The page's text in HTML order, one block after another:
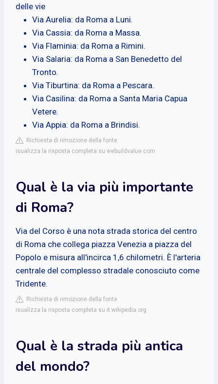
delle vie
Via Aurelia: da Roma a Luni.
Via Cassia: da Roma a Massa.
Via Flaminia: da Roma a Rimini.
Via Salaria: da Roma a San Benedetto del
Tronto.
Via Tiburtina: da Roma a Pescara.
Via Casilina: da Roma a Santa Maria Capua
Vetere.
Via Appia: da Roma a Brindisi.
Richiesta di rimozione della fonte
isualizza la risposta completa su webuildvalue.com
Qual è la via più importante
di Roma?
Via del Corso è una nota strada storica del centro
di Roma che collega piazza Venezia a piazza del
Popolo e misura all'incirca 1,6 chilometri. È l'arteria
centrale del complesso stradale conosciuto come
Tridente.
Richiesta di rimozione della fonte
isualizza la risposta completa su it.wikipedia.org
Qual è la strada più antica
del mondo?